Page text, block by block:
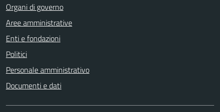
Organi di governo
Aree amministrative
Enti e fondazioni
Politici
Personale amministrativo
Documenti e dati